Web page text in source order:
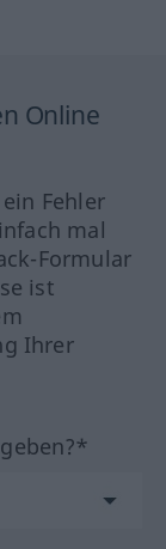
Online
Fehler
mal
Formular
ist
Ihrer